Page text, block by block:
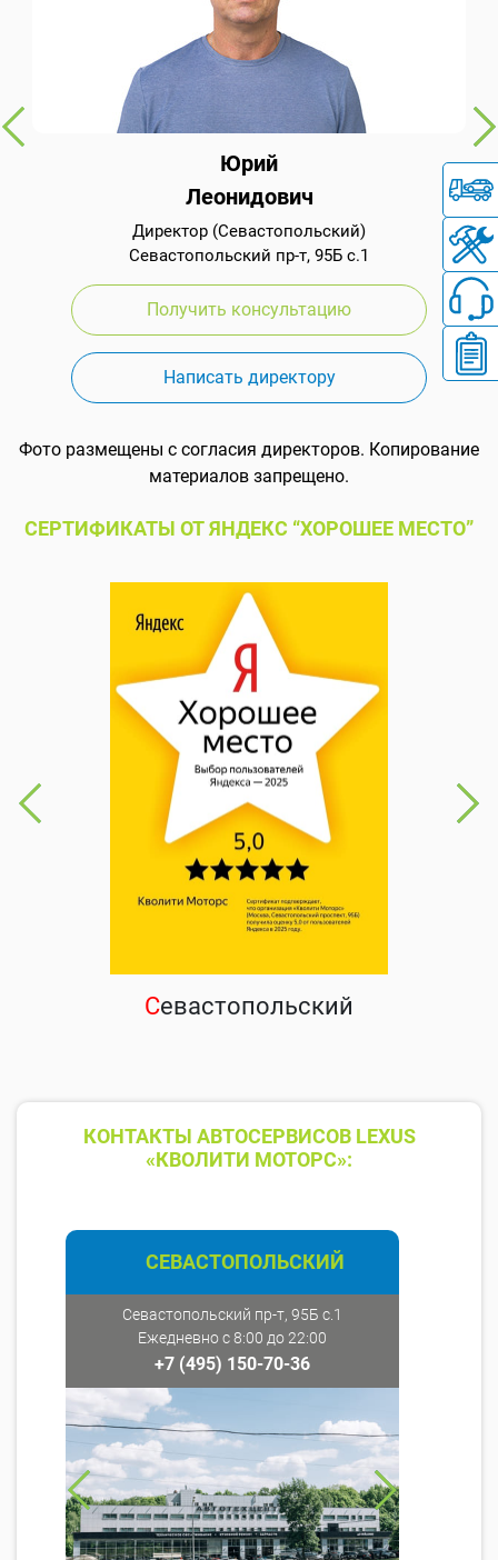
Юрий
Леонидович
Директор (Севастопольский)
Севастопольский пр-т, 95Б с.1
Получить консультацию
Написать директору
Фото размещены с согласия директоров. Копирование
материалов запрещено.
СЕРТИФИКАТЫ ОТ ЯНДЕКС “ХОРОШЕЕ МЕСТО”
Севастопольский
КОНТАКТЫ АВТОСЕРВИСОВ LEXUS
«КВОЛИТИ МОТОРС»:
СЕВАСТОПОЛЬСКИЙ
Севастопольский пр-т, 95Б с.1
Ежедневно с 8:00 до 22:00
+7 (495) 150-70-36